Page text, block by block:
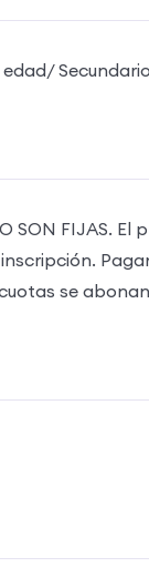
edad/
SON FIJAS.
se